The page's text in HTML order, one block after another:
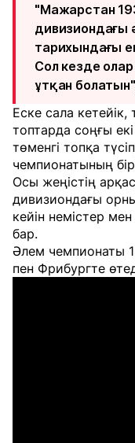
"Мажарстан
дивизиондағы
тарихындағы
Сол кезде
ұтқан
Еске сала
топтарда соңғы
төменгі топқа
чемпионатының
Осы жеңістің
дивизиондағы
кейін немістер
бар.
Әлем чемпионаты
пен Фрибургте